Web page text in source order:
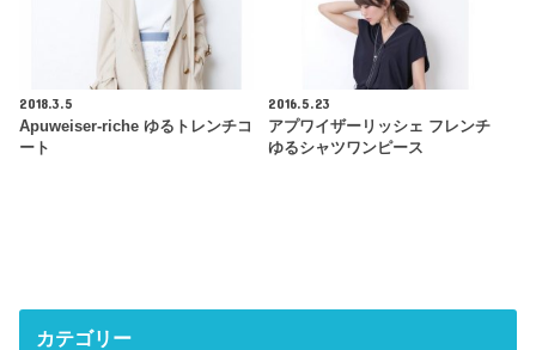
2018.3.5
Apuweiser-riche ゆるトレンチコ
ート
2016.5.23
アプワイザーリッシェ フレンチ
ゆるシャツワンピース
カテゴリー